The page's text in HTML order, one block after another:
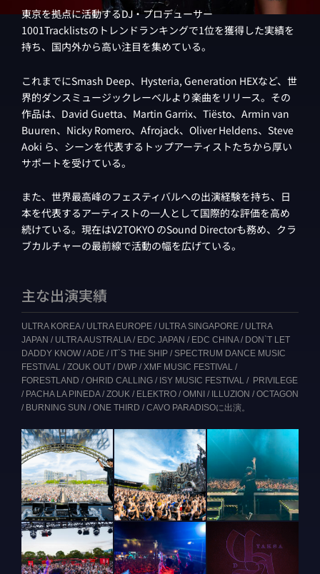
東京を拠点に活動するDJ・プロデューサー
1001Tracklistsのトレンドランキングで1位を獲得した実績を
持ち、国内外から高い注目を集めている。
これまでにSmash Deep、Hysteria, Generation HEXなど、世
界的ダンスミュージックレーベルより楽曲をリリース。その
作品は、David Guetta、Martin Garrix、Tiësto、Armin van
Buuren、Nicky Romero、Afrojack、Oliver Heldens、Steve
Aoki ら、シーンを代表するトップアーティストたちから厚い
サポートを受けている。
また、世界最高峰のフェスティバルへの出演経験を持ち、日
本を代表するアーティストの一人として国際的な評価を高め
続けている。現在はV2TOKYO のSound Directorも務め、クラ
ブカルチャーの最前線で活動の幅を広げている。
主な出演実績
ULTRA KOREA / ULTRA EUROPE / ULTRA SINGAPORE / ULTRA
JAPAN / ULTRA AUSTRALIA / EDC JAPAN / EDC CHINA / DON`T LET
DADDY KNOW / ADE / IT`S THE SHIP / SPECTRUM DANCE MUSIC
FESTIVAL / ZOUK OUT / DWP / XMF MUSIC FESTIVAL /
FORESTLAND / OHRID CALLING / ISY MUSIC FESTIVAL / PRIVILEGE
/ PACHA LA PINEDA / ZOUK / ELEKTRO / OMNI / ILLUZION / OCTAGON
/ BURNING SUN / ONE THIRD / CAVO PARADISOに出演。